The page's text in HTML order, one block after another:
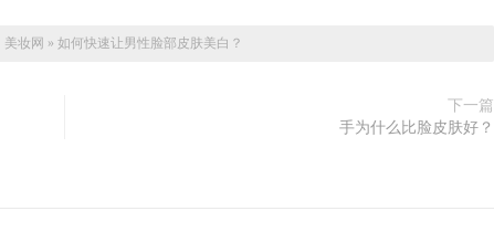
美妆网 » 如何快速让男性脸部皮肤美白？
下一篇
手为什么比脸皮肤好？